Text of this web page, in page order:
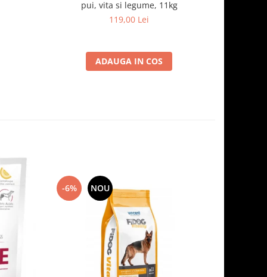
pui, vita si legume, 11kg
119,00 Lei
ADAUGA IN COS
-6% NOU